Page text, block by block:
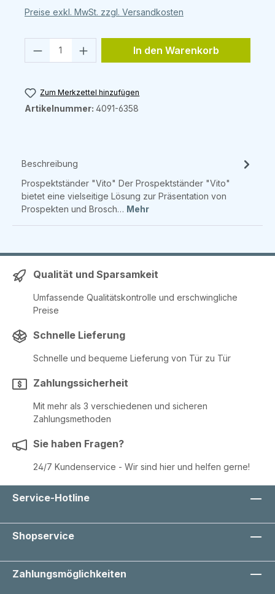
Preise exkl. MwSt. zzgl. Versandkosten
Produkt Anzahl: Gib den
In den Warenkorb
Zum Merkzettel hinzufügen
Artikelnummer: 4091-6358
Beschreibung
Prospektständer "Vito" Der Prospektständer "Vito"
bietet eine vielseitige Lösung zur Präsentation von
Prospekten und Brosch… Mehr
Qualität und Sparsamkeit
Umfassende Qualitätskontrolle und erschwingliche
Preise
Schnelle Lieferung
Schnelle und bequeme Lieferung von Tür zu Tür
Zahlungssicherheit
Mit mehr als 3 verschiedenen und sicheren
Zahlungsmethoden
Sie haben Fragen?
24/7 Kundenservice - Wir sind hier und helfen gerne!
Service-Hotline
Shopservice
Zahlungsmöglichkeiten